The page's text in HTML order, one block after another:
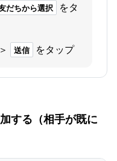
だちから選択
をタ
送信 をタップ
する（相手が既に